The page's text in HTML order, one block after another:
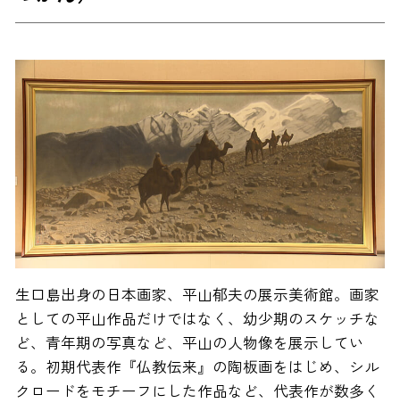
生口島出身の日本画家、平山郁夫の展示美術館。画家
としての平山作品だけではなく、幼少期のスケッチな
ど、青年期の写真など、平山の人物像を展示してい
る。初期代表作『仏教伝来』の陶板画をはじめ、シル
クロードをモチーフにした作品など、代表作が数多く